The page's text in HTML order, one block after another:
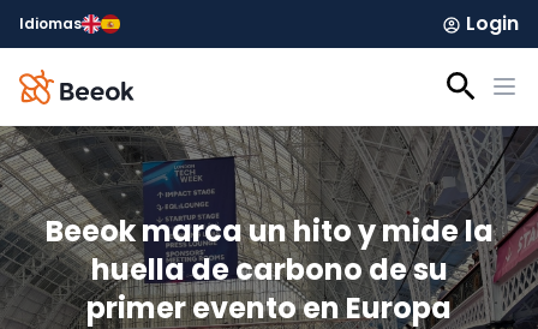
Idiomas Login
Beeok marca un hito y mide la
huella de carbono de su
primer evento en Europa